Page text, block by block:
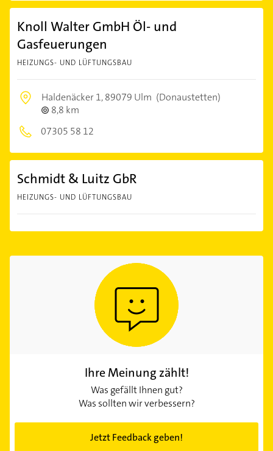
Knoll Walter GmbH Öl- und
Gasfeuerungen
HEIZUNGS- UND LÜFTUNGSBAU
Haldenäcker 1,89079 Ulm (Donaustetten)
8,8 km
07305 58 12
Schmidt & Luitz GbR
HEIZUNGS- UND LÜFTUNGSBAU
Ihre Meinung zählt!
Was gefällt Ihnen gut?
Was sollten wir verbessern?
Jetzt Feedback geben!